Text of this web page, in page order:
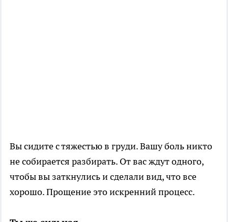
Вы сидите с тяжестью в груди. Вашу боль никто
не собирается разбирать. От вас ждут одного,
чтобы вы заткнулись и сделали вид, что все
хорошо. Прощение это искренний процесс.